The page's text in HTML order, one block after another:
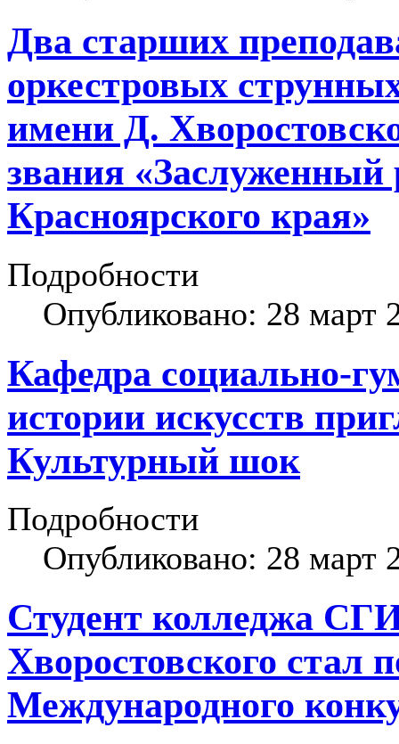
Два старших
оркестровых
имени Д.
звания «Заслуженный
Красноярского края»
Подробности
Опубликовано: 28 март
Кафедра социально-
истории искусств
Культурный шок
Подробности
Опубликовано: 28 март
Студент колледжа
Хворостовского стал
Международного